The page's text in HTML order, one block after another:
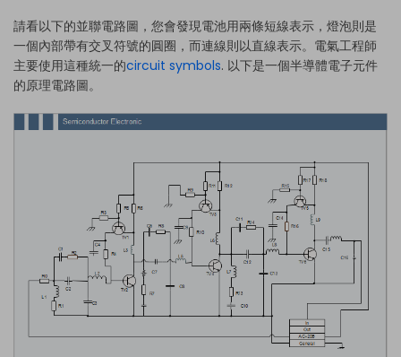
請看以下的並聯電路圖，您會發現電池用兩條短線表示，燈泡則是
一個內部帶有交叉符號的圓圈，而連線則以直線表示。電氣工程師
主要使用這種統一的circuit symbols. 以下是一個半導體電子元件
的原理電路圖。